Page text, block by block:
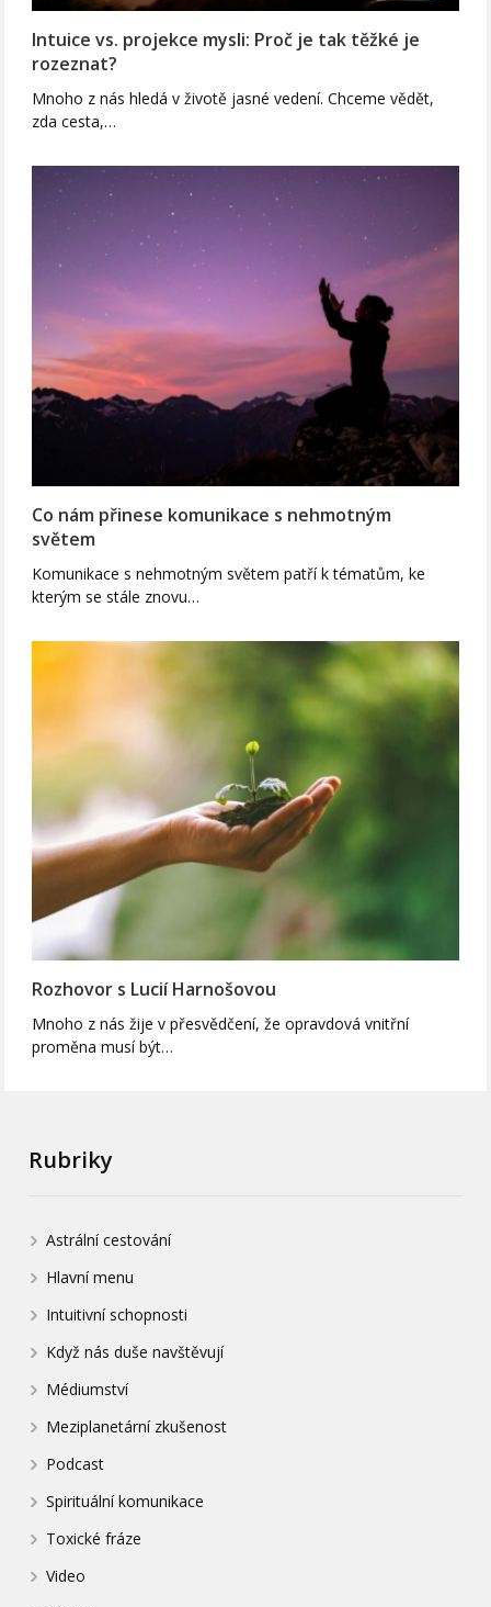
Intuice vs. projekce mysli: Proč je tak těžké je
rozeznat?
Mnoho z nás hledá v životě jasné vedení. Chceme vědět,
zda cesta,…
Co nám přinese komunikace s nehmotným
světem
Komunikace s nehmotným světem patří k tématům, ke
kterým se stále znovu…
Rozhovor s Lucií Harnošovou
Mnoho z nás žije v přesvědčení, že opravdová vnitřní
proměna musí být…
Rubriky
Astrální cestování
Hlavní menu
Intuitivní schopnosti
Když nás duše navštěvují
Médiumství
Meziplanetární zkušenost
Podcast
Spirituální komunikace
Toxické fráze
Video